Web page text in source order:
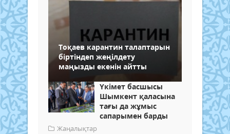
Тоқаев карантин талаптарын
біртіндеп жеңілдету
маңызды екенін айтты
Үкімет басшысы
Шымкент қаласына
тағы да жұмыс
сапарымен барды
Жаңалықтар